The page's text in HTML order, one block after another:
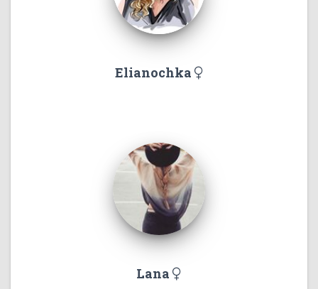
Elianochka
Lana